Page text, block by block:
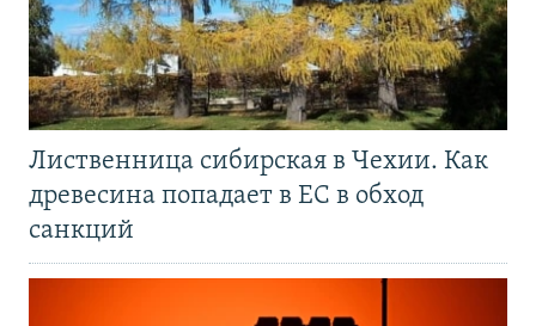
Лиственница сибирская в Чехии. Как
древесина попадает в ЕС в обход
санкций